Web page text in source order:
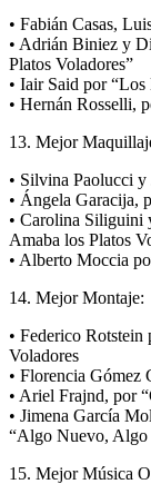
• Fabián Casas,
• Adrián Biniez y
Platos Voladores”
• Iair Said por “Los
• Hernán Rosselli,
13. Mejor
• Silvina Paolucci
• Ángela Garacija,
• Carolina Siliguini
Amaba los Platos
• Alberto Moccia
14. Mejor Montaje:
• Federico
Voladores
• Florencia Gómez
• Ariel Frajnd, por
• Jimena García
“Algo Nuevo, Algo
15. Mejor Música